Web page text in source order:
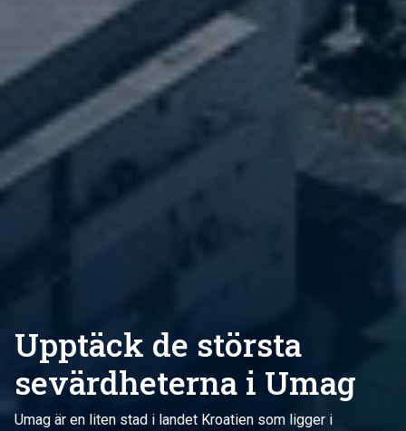
Upptäck de största
sevärdheterna i Umag
Umag är en liten stad i landet Kroatien som ligger i